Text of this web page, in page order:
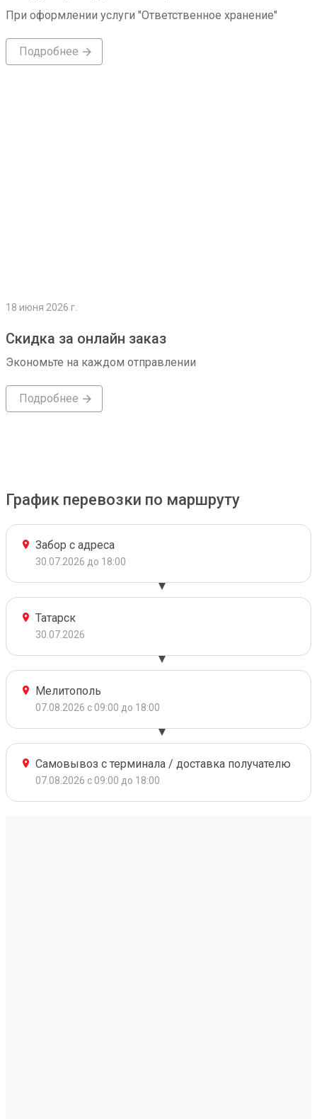
При оформлении услуги "Ответственное хранение"
Подробнее
18 июня 2026 г.
Скидка за онлайн заказ
Экономьте на каждом отправлении
Подробнее
График перевозки по маршруту
Забор с адреса
30.07.2026 до 18:00
Татарск
30.07.2026
Мелитополь
07.08.2026 с 09:00 до 18:00
Самовывоз с терминала / доставка получателю
07.08.2026 с 09:00 до 18:00